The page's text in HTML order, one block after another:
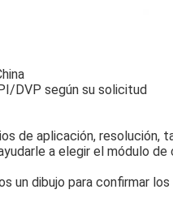
DVP según su solicitud
de aplicación, resolución,
a elegir el módulo de
un dibujo para confirmar